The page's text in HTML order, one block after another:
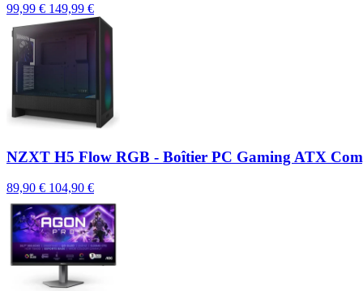
99,99 € 149,99 €
NZXT H5 Flow RGB - Boîtier PC Gaming ATX
89,90 € 104,90 €